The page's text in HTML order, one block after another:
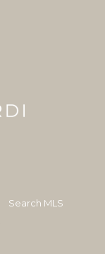
Search MLS